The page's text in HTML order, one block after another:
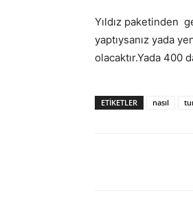
Yıldız paketinden
yaptıysanız yada
olacaktır.Yada 400
ETIKETLER nasıl